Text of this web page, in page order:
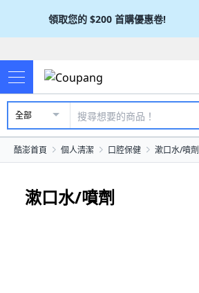
領取您的 $200 首購優惠卷!
全部
酷澎首頁 個人清潔 口腔保健 漱口水/噴劑
漱口水/噴劑